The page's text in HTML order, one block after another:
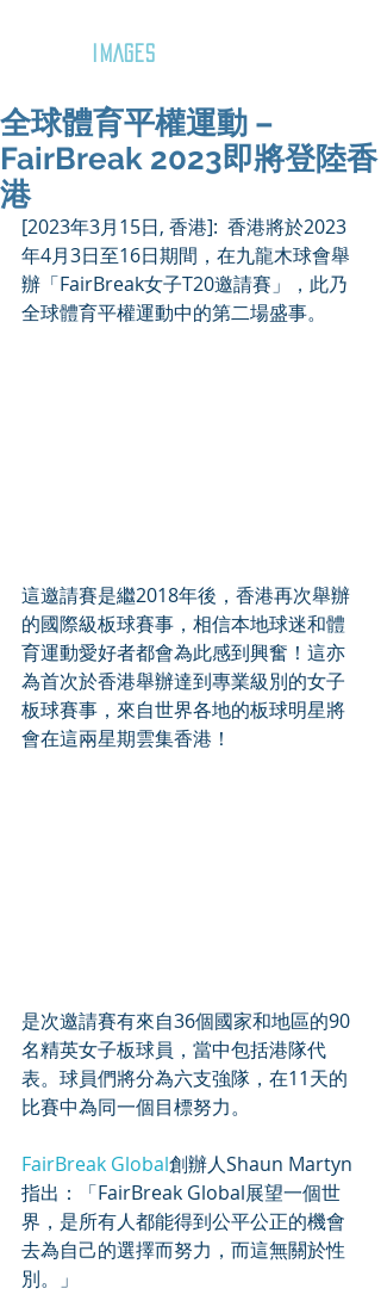
IMAGES
全球體育平權運動 –
FairBreak 2023即將登陸香
港
[2023年3月15日, 香港]:  香港將於2023
年4月3日至16日期間，在九龍木球會舉
辦「FairBreak女子T20邀請賽」，此乃
全球體育平權運動中的第二場盛事。
這邀請賽是繼2018年後，香港再次舉辦
的國際級板球賽事，相信本地球迷和體
育運動愛好者都會為此感到興奮！這亦
為首次於香港舉辦達到專業級別的女子
板球賽事，來自世界各地的板球明星將
會在這兩星期雲集香港！
是次邀請賽有來自36個國家和地區的90
名精英女子板球員，當中包括港隊代
表。球員們將分為六支強隊，在11天的
比賽中為同一個目標努力。
FairBreak Global創辦人Shaun Martyn
指出：「FairBreak Global展望一個世
界，是所有人都能得到公平公正的機會
去為自己的選擇而努力，而這無關於性
別。」